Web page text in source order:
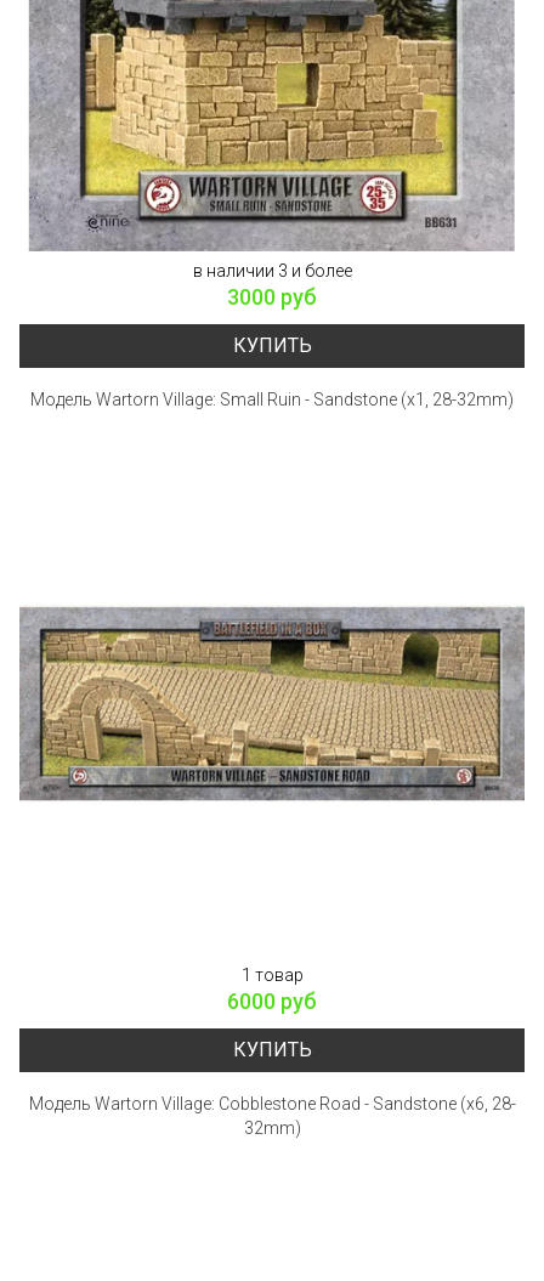
в наличии 3 и более
3000 руб
КУПИТЬ
Модель Wartorn Village: Small Ruin - Sandstone (x1, 28-32mm)
1 товар
6000 руб
КУПИТЬ
Модель Wartorn Village: Cobblestone Road - Sandstone (x6, 28-
32mm)